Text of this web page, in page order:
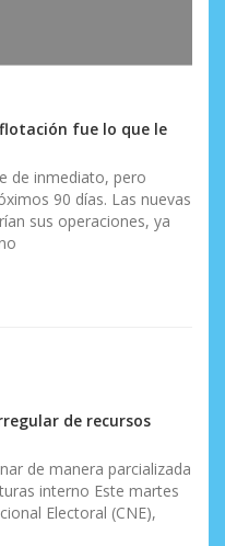
fue lo que le
de inmediato, pero
90 días. Las nuevas
sus operaciones, ya
de recursos
de manera parcializada
interno Este martes
Electoral (CNE),